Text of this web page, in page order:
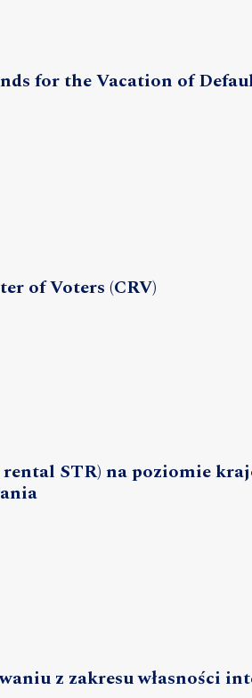
for the Vacation of
of Voters (CRV)
STR) na poziomie
z zakresu własności